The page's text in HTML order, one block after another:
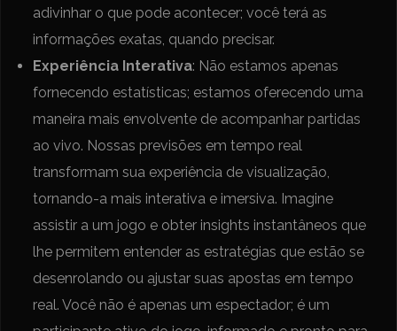
adivinhar o que pode acontecer; você terá as
informações exatas, quando precisar.
Experiência Interativa: Não estamos apenas
fornecendo estatísticas; estamos oferecendo uma
maneira mais envolvente de acompanhar partidas
ao vivo. Nossas previsões em tempo real
transformam sua experiência de visualização,
tornando-a mais interativa e imersiva. Imagine
assistir a um jogo e obter insights instantâneos que
lhe permitem entender as estratégias que estão se
desenrolando ou ajustar suas apostas em tempo
real. Você não é apenas um espectador; é um